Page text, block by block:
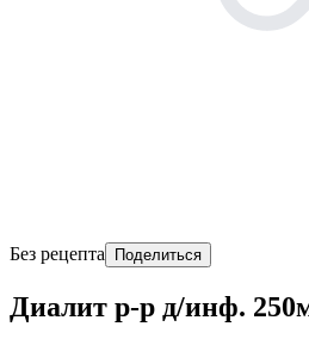
Без рецепта Поделиться
Диалит р-р д/инф.